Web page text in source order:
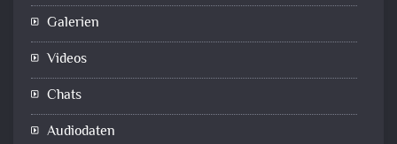
Galerien
Videos
Chats
Audiodaten